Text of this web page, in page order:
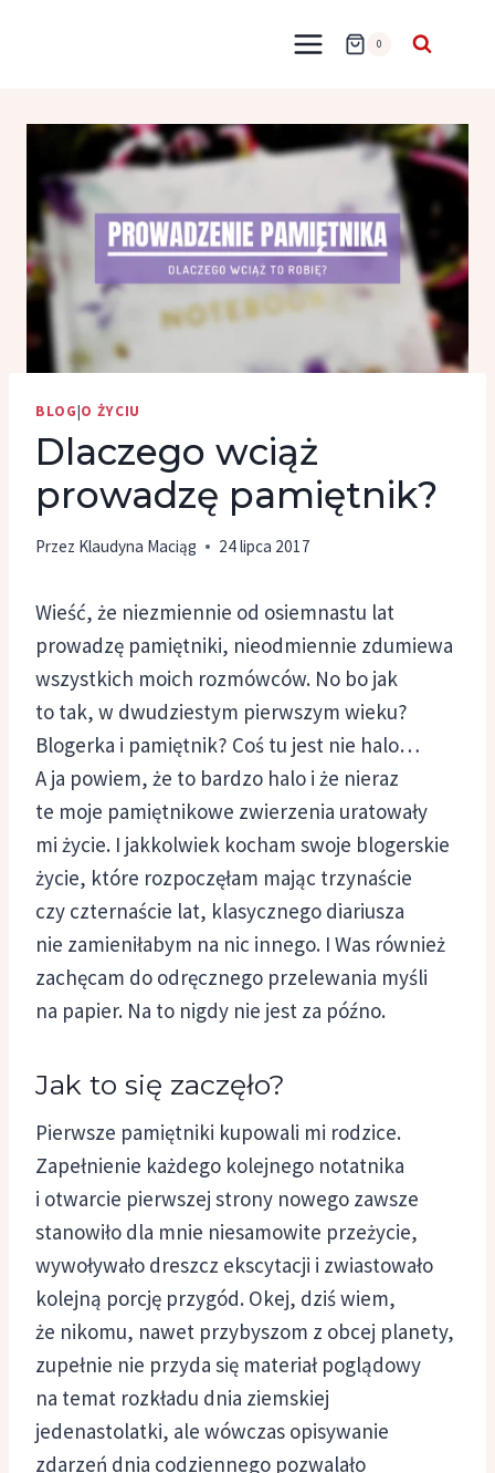
0
BLOG|O ŻYCIU
Dlaczego wciąż
prowadzę pamiętnik?
Przez Klaudyna Maciąg 24 lipca 2017
Wieść, że niezmiennie od osiemnastu lat
prowadzę pamiętniki, nieodmiennie zdumiewa
wszystkich moich rozmówców. No bo jak
to tak, w dwudziestym pierwszym wieku?
Blogerka i pamiętnik? Coś tu jest nie halo…
A ja powiem, że to bardzo halo i że nieraz
te moje pamiętnikowe zwierzenia uratowały
mi życie. I jakkolwiek kocham swoje blogerskie
życie, które rozpoczęłam mając trzynaście
czy czternaście lat, klasycznego diariusza
nie zamieniłabym na nic innego. I Was również
zachęcam do odręcznego przelewania myśli
na papier. Na to nigdy nie jest za późno.
Jak to się zaczęło?
Pierwsze pamiętniki kupowali mi rodzice.
Zapełnienie każdego kolejnego notatnika
i otwarcie pierwszej strony nowego zawsze
stanowiło dla mnie niesamowite przeżycie,
wywoływało dreszcz ekscytacji i zwiastowało
kolejną porcję przygód. Okej, dziś wiem,
że nikomu, nawet przybyszom z obcej planety,
zupełnie nie przyda się materiał poglądowy
na temat rozkładu dnia ziemskiej
jedenastolatki, ale wówczas opisywanie
zdarzeń dnia codziennego pozwalało